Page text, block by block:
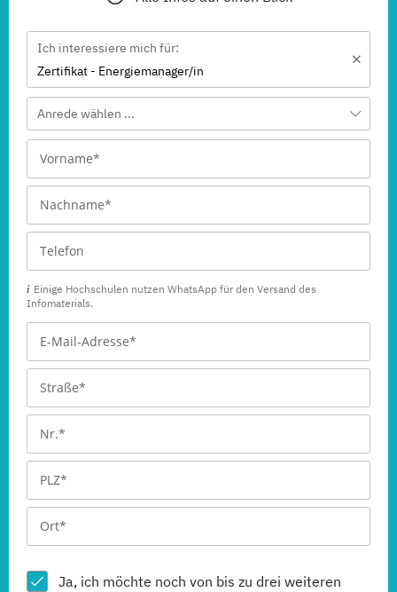
Ich interessiere mich für:
Zertifikat - Energiemanager/in
Anrede wählen ...
Einige Hochschulen nutzen WhatsApp für den Versand des
Infomaterials.
Ja, ich möchte noch von bis zu drei weiteren